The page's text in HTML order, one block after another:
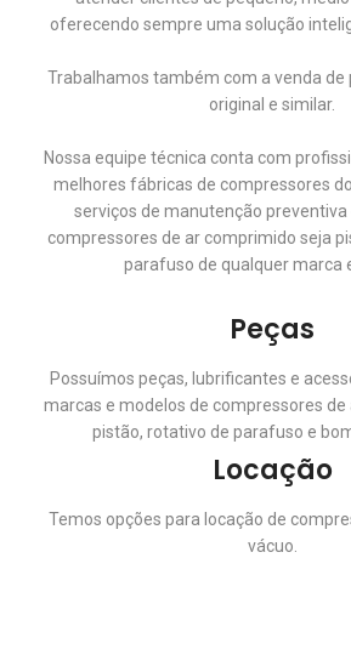
oferecendo sempre uma solução
Trabalhamos também com a venda de
original e similar.
Nossa equipe técnica conta com
melhores fábricas de compressores
serviços de manutenção
compressores de ar comprimido seja
parafuso de qualquer marca
Peças
Possuímos peças, lubrificantes e
marcas e modelos de compressores
pistão, rotativo de parafuso e
Locação
Temos opções para locação de
vácuo.